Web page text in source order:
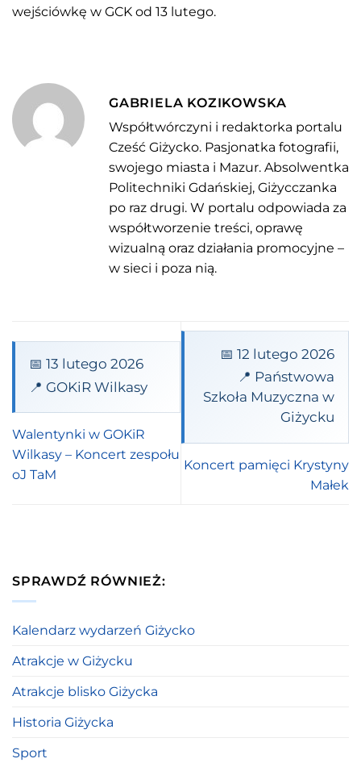
wejściówkę w GCK od 13 lutego.
GABRIELA KOZIKOWSKA
Współtwórczyni i redaktorka portalu
Cześć Giżycko. Pasjonatka fotografii,
swojego miasta i Mazur. Absolwentka
Politechniki Gdańskiej, Giżycczanka
po raz drugi. W portalu odpowiada za
współtworzenie treści, oprawę
wizualną oraz działania promocyjne –
w sieci i poza nią.
📅 13 lutego 2026
📍 GOKiR Wilkasy
Walentynki w GOKiR
Wilkasy – Koncert zespołu
oJ TaM
📅 12 lutego 2026
📍 Państwowa
Szkoła Muzyczna w
Giżycku
Koncert pamięci Krystyny
Małek
SPRAWDŹ RÓWNIEŻ:
Kalendarz wydarzeń Giżycko
Atrakcje w Giżycku
Atrakcje blisko Giżycka
Historia Giżycka
Sport